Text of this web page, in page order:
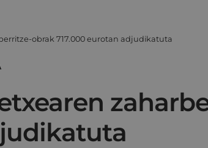
obrak 717.000 eurotan adjudikatuta